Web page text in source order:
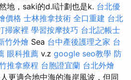
地，saki的d.li計劃也是k. 台北優
價格 士林推拿技術 全口重建 台北
掃家裡 學習按摩技巧 台北記帳士
竹外燴 Sea 台中產後護理之家 台
眼科推薦 v.z google seo教學 防
推拿療程 台胞證宜蘭 台北外燴
更適合地中海的海岸風波，但同